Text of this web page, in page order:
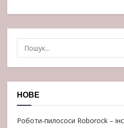
НОВЕ
Роботи-пилососи Roborock –